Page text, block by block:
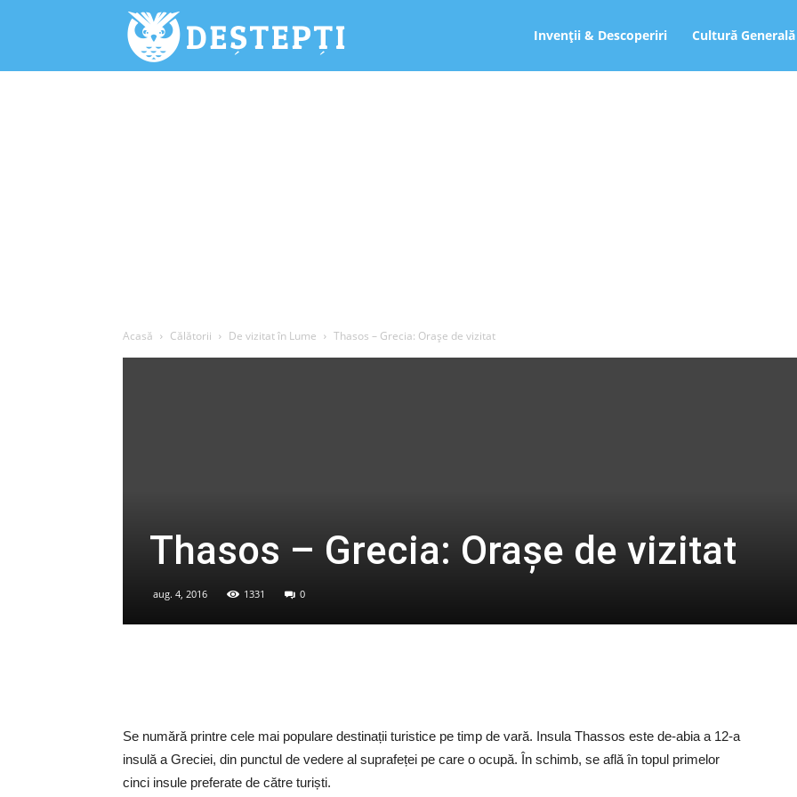
Deștepți.ro Invenții & Descoperiri Cultură Generală
Acasă Călătorii De vizitat în Lume Thasos – Grecia: Orașe de vizitat
Thasos – Grecia: Orașe de vizitat
aug. 4, 2016 1331 0
Se numără printre cele mai populare destinații turistice pe timp de vară. Insula Thassos este de-abia a 12-a
insulă a Greciei, din punctul de vedere al suprafeței pe care o ocupă. În schimb, se află în topul primelor
cinci insule preferate de către turiști.